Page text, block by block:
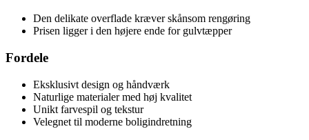
Den delikate overflade kræver skånsom rengøring
Prisen ligger i den højere ende for gulvtæpper
Fordele
Eksklusivt design og håndværk
Naturlige materialer med høj kvalitet
Unikt farvespil og tekstur
Velegnet til moderne boligindretning